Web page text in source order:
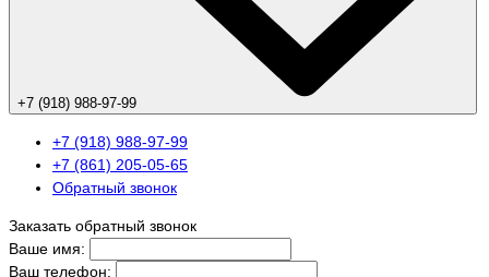
+7 (918) 988-97-99
+7 (918) 988-97-99
+7 (861) 205-05-65
Обратный звонок
Заказать обратный звонок
Ваше имя:
Ваш телефон: